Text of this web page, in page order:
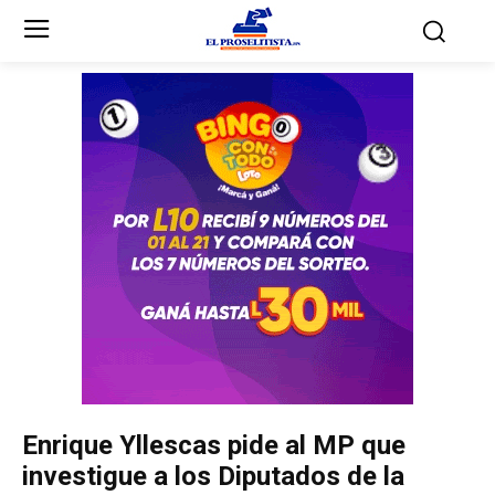
Partidos Políticos
Partido Liberal
Unificación Democrática
Anticorrupción
Partidos Políticos
Partido Liberal
Unificación Democrática
Anticorrupción
Enrique Yllescas pide al MP que
investigue a los Diputados de la